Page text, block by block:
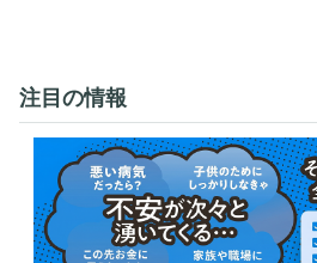
注目の情報